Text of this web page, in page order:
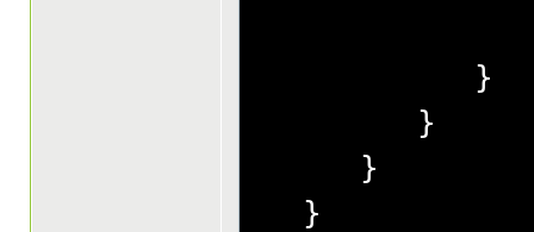
}
}
}
}